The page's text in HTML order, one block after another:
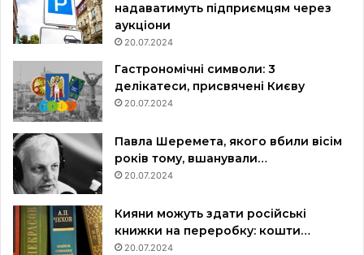
надаватимуть підприємцям через
аукціони
20.07.2024
Гастрономічні символи: 3
делікатеси, присвячені Києву
20.07.2024
Павла Шеремета, якого вбили вісім
років тому, вшанували…
20.07.2024
Кияни можуть здати російські
книжки на переробку: кошти…
20.07.2024